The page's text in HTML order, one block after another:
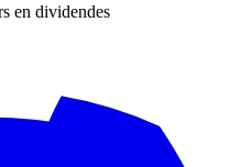
en dividendes